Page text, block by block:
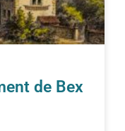
de Bex